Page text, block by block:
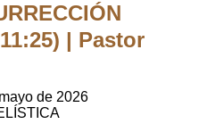
| Pastor
de 2026